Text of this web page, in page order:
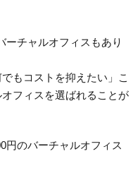
ーチャルオフィスもあり
もコストを抑えたい」こ
フィスを選ばれることが
円のバーチャルオフィス